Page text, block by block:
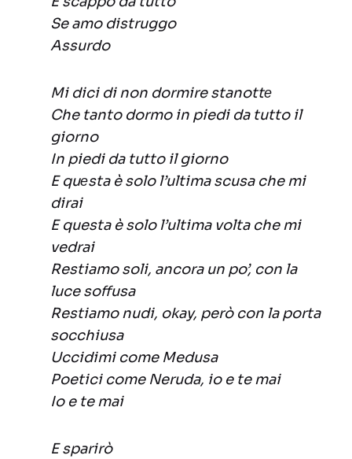
Se amo distruggo
Assurdo
Mi dici di non dormire stanottе
Che tanto dormo in piedi da tutto il
giorno
In piedi da tutto il giorno
E quеsta è solo l’ultima scusa che mi
dirai
E questa è solo l’ultima volta che mi
vedrai
Restiamo soli, ancora un po’, con la
luce soffusa
Restiamo nudi, okay, però con la porta
socchiusa
Uccidimi come Medusa
Poetici come Neruda, io e te mai
Io e te mai
E sparirò